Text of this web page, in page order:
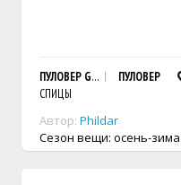
ПУЛОВЕР GABRIELAПУЛОВЕР
СПИЦЫ
Автор: Phildar
Сезон вещи: осень-зима